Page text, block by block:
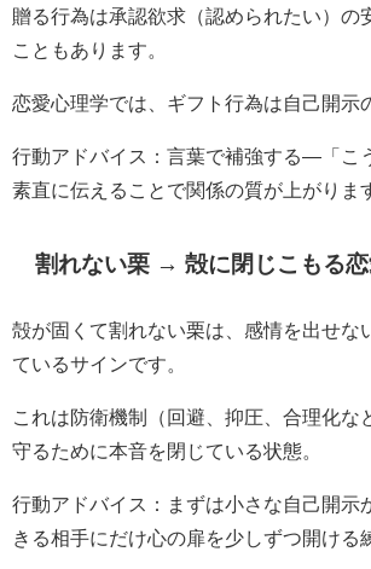
贈る行為は承認欲求（認められたい）の
こともあります。
恋愛心理学では、ギフト行為は自己開示
行動アドバイス：言葉で補強する—「こ
素直に伝えることで関係の質が上がりま
割れない栗 → 殻に閉じこもる
殻が固くて割れない栗は、感情を出せな
ているサインです。
これは防衛機制（回避、抑圧、合理化な
守るために本音を閉じている状態。
行動アドバイス：まずは小さな自己開示
きる相手にだけ心の扉を少しずつ開ける